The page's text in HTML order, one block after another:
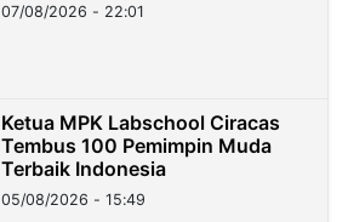
07/08/2026 - 22:01
Ketua MPK Labschool Ciracas
Tembus 100 Pemimpin Muda
Terbaik Indonesia
05/08/2026 - 15:49